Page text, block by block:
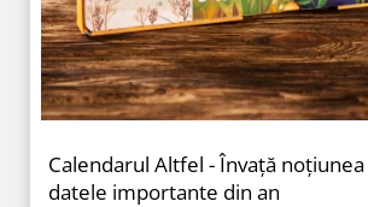
Calendarul Altfel - Învață
datele importante din an